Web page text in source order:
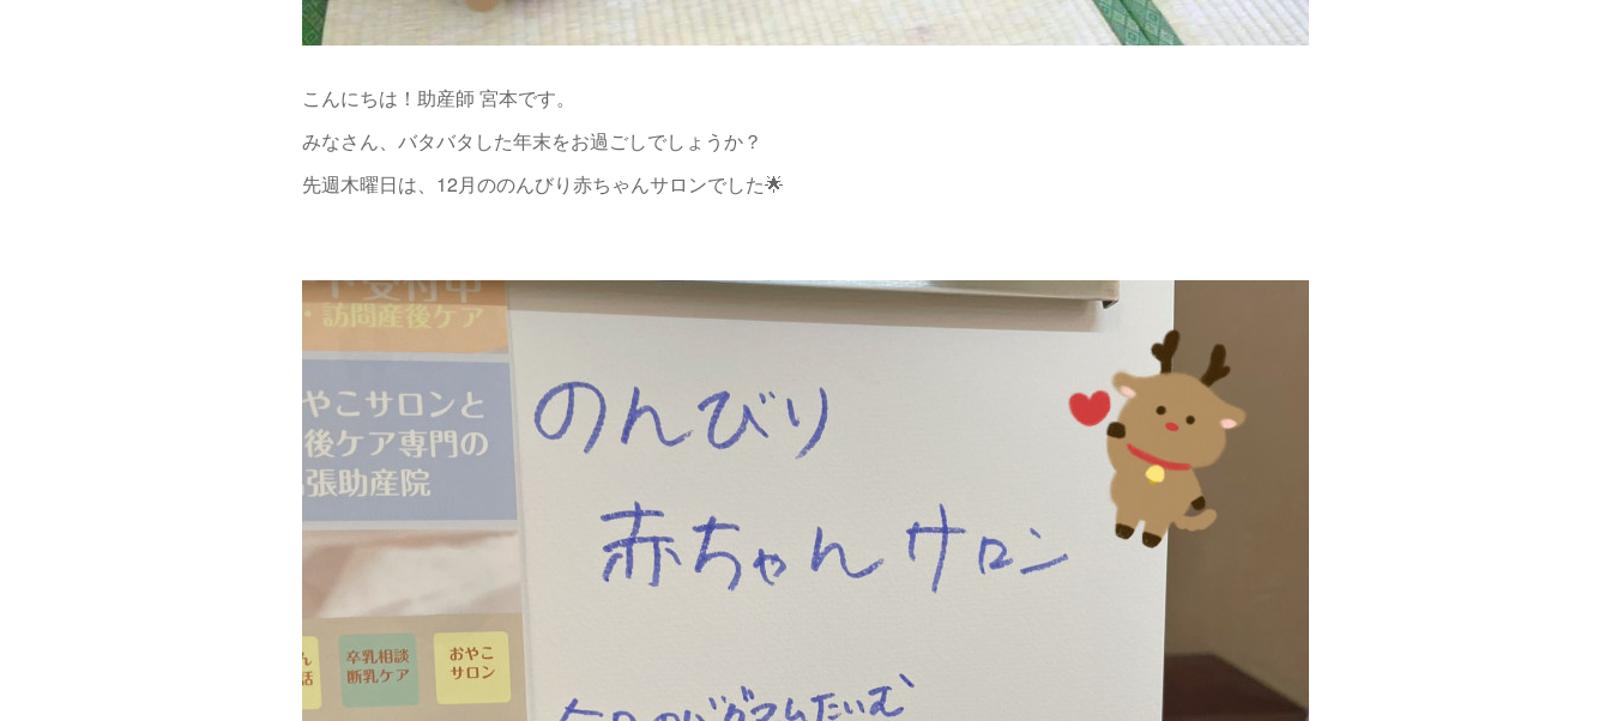
こんにちは！助産師 宮本です。
みなさん、バタバタした年末をお過ごしでしょうか？
先週木曜日は、12月ののんびり赤ちゃんサロンでした🌟